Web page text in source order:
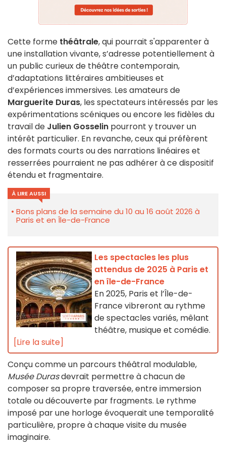
Cette forme théâtrale, qui pourrait s'apparenter à
une installation vivante, s’adresse potentiellement à
un public curieux de théâtre contemporain,
d’adaptations littéraires ambitieuses et
d’expériences immersives. Les amateurs de
Marguerite Duras, les spectateurs intéressés par les
expérimentations scéniques ou encore les fidèles du
travail de Julien Gosselin pourront y trouver un
intérêt particulier. En revanche, ceux qui préfèrent
des formats courts ou des narrations linéaires et
resserrées pourraient ne pas adhérer à ce dispositif
étendu et fragmentaire.
À LIRE AUSSI
Bons plans de la semaine du 10 au 16 août 2026 à
Paris et en Île-de-France
Les spectacles les plus
attendus de 2025 à Paris et
en île-de-France
En 2025, Paris et l’Île-de-
France vibreront au rythme
de spectacles variés, mêlant
théâtre, musique et comédie.
[Lire la suite]
Conçu comme un parcours théâtral modulable,
Musée Durasdevrait permettre à chacun de
composer sa propre traversée, entre immersion
totale ou découverte par fragments. Le rythme
imposé par une horloge évoquerait une temporalité
particulière, propre à chaque visite du musée
imaginaire.